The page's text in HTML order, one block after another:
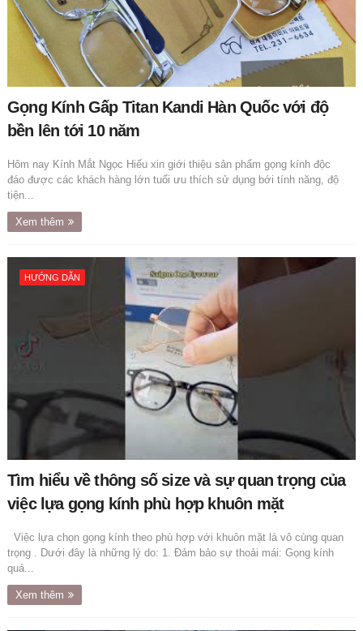
Gọng Kính Gấp Titan Kandi Hàn Quốc với độ
bền lên tới 10 năm
Hôm nay Kính Mắt Ngọc Hiếu xin giới thiệu sản phẩm gọng kính độc
đáo được các khách hàng lớn tuổi ưu thích sử dụng bới tính năng, độ
tiện...
Xem thêm
HƯỚNG DẪN
Tìm hiểu về thông số size và sự quan trọng của
việc lựa gọng kính phù hợp khuôn mặt
Việc lựa chọn gọng kính theo phù hợp với khuôn mặt là vô cùng quan
trọng . Dưới đây là những lý do: 1. Đảm bảo sự thoải mái: Gọng kính
quá...
Xem thêm